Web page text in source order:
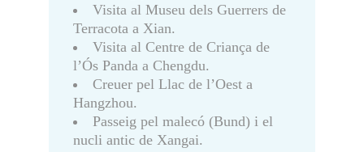
Visita al Museu dels Guerrers de
Terracota a Xian.
Visita al Centre de Criança de
l’Ós Panda a Chengdu.
Creuer pel Llac de l’Oest a
Hangzhou.
Passeig pel malecó (Bund) i el
nucli antic de Xangai.